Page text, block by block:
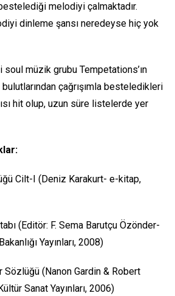
melodiyi çalmaktadır.
dinleme şansı neredeyse hiç yok
soul müzik grubu Tempetations’ın
çağrışımla besteledikleri
hit olup, uzun süre listelerde yer
Cilt-I (Deniz Karakurt- e-kitap,
(Editör: F. Sema Barutçu Özönder-
Yayınları, 2008)
(Nanon Gardin & Robert
Sanat Yayınları, 2006)